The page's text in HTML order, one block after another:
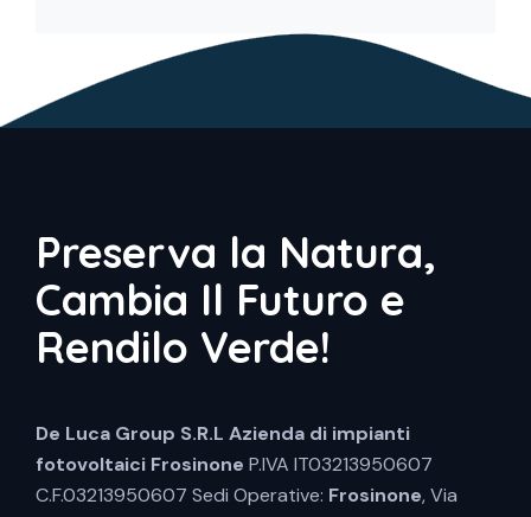
Preserva la Natura,
Cambia Il Futuro e
Rendilo Verde!
De Luca Group S.R.L Azienda di impianti
fotovoltaici Frosinone P.IVA IT03213950607
C.F.03213950607 Sedi Operative: Frosinone, Via